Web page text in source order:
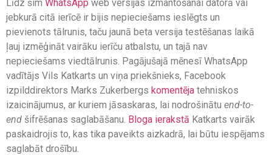
Līdz šim WhatsApp web versijas izmantošanai datorā vai
jebkurā citā ierīcē ir bijis nepieciešams ieslēgts un
pievienots tālrunis, taču jaunā beta versija testēšanas laikā
ļauj izmēģināt vairāku ierīču atbalstu, un tajā nav
nepieciešams viedtālrunis. Pagājušajā mēnesī WhatsApp
vadītājs Vils Katkarts un viņa priekšnieks, Facebook
izpilddirektors Marks Zukerbergs komentēja tehniskos
izaicinājumus, ar kuriem jāsaskaras, lai nodrošinātu end-to-
end šifrēšanas saglabāšanu. Bloga ierakstā Katkarts vairāk
paskaidrojis to, kas tika paveikts aizkadrā, lai būtu iespējams
saglabāt drošību.